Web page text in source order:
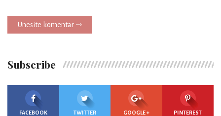
Unesite komentar ⇾
Subscribe
FACEBOOK TWITTER GOOGLE + PINTEREST